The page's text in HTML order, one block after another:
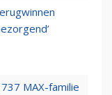
MAX-familie